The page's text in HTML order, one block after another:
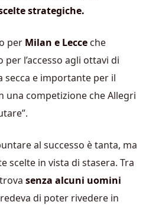
strategiche.
per Milan e Lecce che
l’accesso agli ottavi di
secca e importante per il
una competizione che Allegri
al successo è tanta, ma
scelte in vista di stasera. Tra
senza alcuni uomini
di poter rivedere in